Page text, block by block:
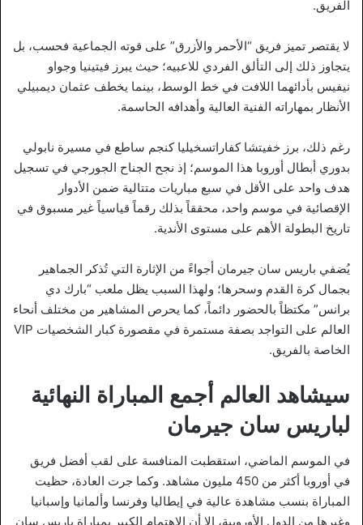
الفريق.
لا يقتصر تميز فريق “الأحمر والأزرق” على قوته الجماعية فحسب، بل
يتجاوز ذلك إلى التألق الفردي للاعبيه؛ حيث يبرز فيتينيا وجواو
نيفيس بأدائهما اللافت في خط الوسط، بينما يخطف عثمان ديمبيلي
الأنظار بمهاراته الفنية العالية وأهدافه الحاسمة.
رغم ذلك، برز خفيتشا كفاراتسخيليا كنجم ساطع في مسيرة نابولي
بدوري أبطال أوروبا هذا الموسم؛ إذ نجح الجناح الجورجي في تسجيل
هدف واحد على الأقل في سبع مباريات متتالية ضمن الأدوار
الإقصائية في موسم واحد، محققاً بذلك رقماً قياسياً غير مسبوق في
تاريخ البطولة الأهم على مستوى الأندية.
يُضفي باريس سان جيرمان أجواءً من الإثارة التي تُذكر الجماهير
بجمال كرة القدم وسحرها؛ ولهذا السبب يظل ملعب “بارك دي
برانس” مكتظاً بالحضور دائماً، كما يحرص المشاهير من مختلف أنحاء
العالم على التواجد بصفة مستمرة في مقصورة كبار الشخصيات VIP
الخاصة بالفريق.
سيشاهد العالم أجمع المباراة النهائية
لباريس سان جيرمان
في الموسم الماضي، استقطبت المنافسة على لقب أفضل فريق
في أوروبا أكثر من 450 مليون مشاهد. وكما جرت العادة، حظيت
المباراة بنسب مشاهدة عالية في إيطاليا وفرنسا وألمانيا وإسبانيا
وغيرها من الدول الأوروبية، إلا أن الاهتمام الكبير بمباراة باريس سان